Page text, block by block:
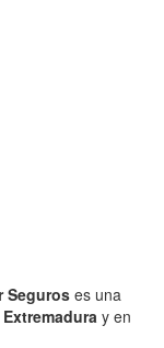
Seguros es una
y en